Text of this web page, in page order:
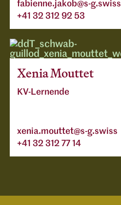
fabienne.jakob@s-g.swiss
+41 32 312 92 53
Xenia Mouttet
KV-Lernende
xenia.mouttet@s-g.swiss
+41 32 312 77 14